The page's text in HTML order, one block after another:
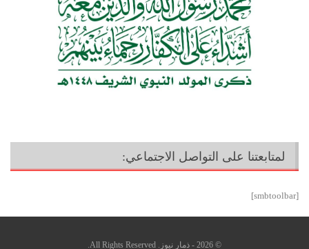
لمتابعتنا على التواصل الاجتماعي:
[smbtoolbar]
© 2026 - ذمار نيوز. All Rights Reserved.